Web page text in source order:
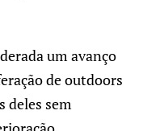
um avanço
de outdoors
deles sem